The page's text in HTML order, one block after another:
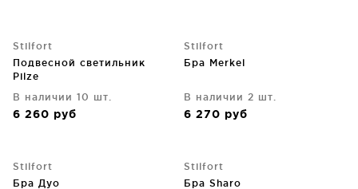
Stilfort
Подвесной светильник
Pilze
В наличии 10 шт.
6 260 руб
Stilfort
Бра Merkel
В наличии 2 шт.
6 270 руб
Stilfort
Бра Дуо
Stilfort
Бра Sharo